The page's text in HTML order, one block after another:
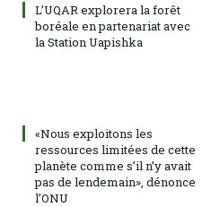
L’UQAR explorera la forêt
boréale en partenariat avec
la Station Uapishka
«Nous exploitons les
ressources limitées de cette
planète comme s’il n’y avait
pas de lendemain», dénonce
l’ONU